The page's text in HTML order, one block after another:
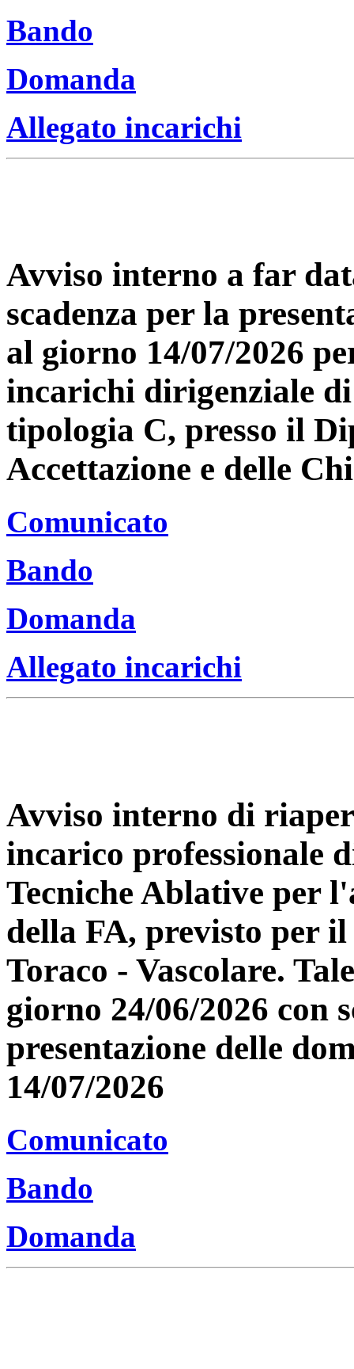
Bando
Domanda
Allegato incarichi
Avviso interno a far
scadenza per la
al giorno 14/07/2026
incarichi dirigenziale
tipologia C, presso il
Accettazione e delle
Comunicato
Bando
Domanda
Allegato incarichi
Avviso interno di
incarico professionale
Tecniche Ablative per
della FA, previsto per
Toraco - Vascolare.
giorno 24/06/2026 con
presentazione delle
14/07/2026
Comunicato
Bando
Domanda